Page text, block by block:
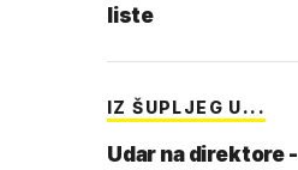
liste
IZ ŠUPLJEG U...
Udar na direktore -